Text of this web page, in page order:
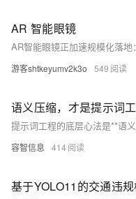
AR 智能眼镜
游客shtkeyumv2k3o 549
语义压缩，才是提示词
容智信息 414